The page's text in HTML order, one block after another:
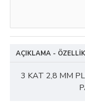
AÇIKLAMA -
3 KAT 2,8 MM